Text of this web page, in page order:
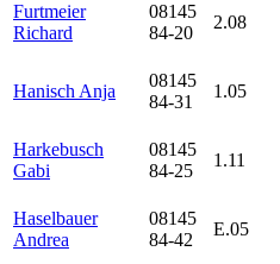
Furtmeier
Richard
08145
84-20
2.08
Hanisch Anja
08145
84-31
1.05
Harkebusch
Gabi
08145
84-25
1.11
Haselbauer
Andrea
08145
84-42
E.05